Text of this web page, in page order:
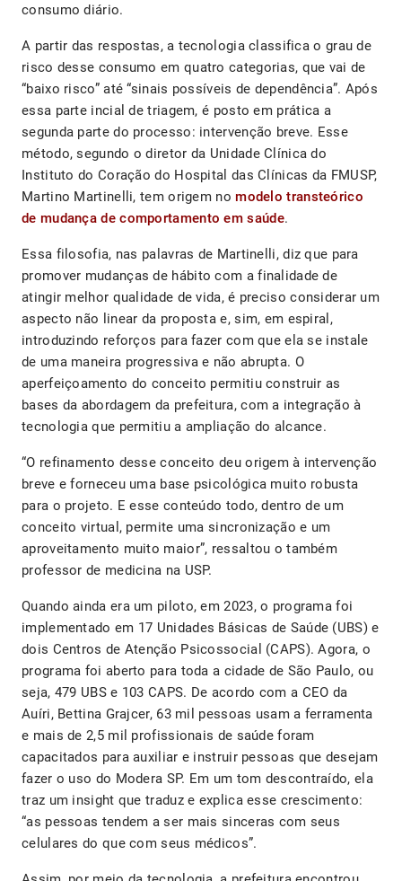
consumo diário.
A partir das respostas, a tecnologia classifica o grau de
risco desse consumo em quatro categorias, que vai de
“baixo risco” até “sinais possíveis de dependência”. Após
essa parte incial de triagem, é posto em prática a
segunda parte do processo: intervenção breve. Esse
método, segundo o diretor da Unidade Clínica do
Instituto do Coração do Hospital das Clínicas da FMUSP,
Martino Martinelli, tem origem nomodelo transteórico
de mudança de comportamento em saúde.
Essa filosofia, nas palavras de Martinelli, diz que para
promover mudanças de hábito com a finalidade de
atingir melhor qualidade de vida, é preciso considerar um
aspecto não linear da proposta e, sim, em espiral,
introduzindo reforços para fazer com que ela se instale
de uma maneira progressiva e não abrupta. O
aperfeiçoamento do conceito permitiu construir as
bases da abordagem da prefeitura, com a integração à
tecnologia que permitiu a ampliação do alcance.
“O refinamento desse conceito deu origem à intervenção
breve e forneceu uma base psicológica muito robusta
para o projeto. E esse conteúdo todo, dentro de um
conceito virtual, permite uma sincronização e um
aproveitamento muito maior”, ressaltou o também
professor de medicina na USP.
Quando ainda era um piloto, em 2023, o programa foi
implementado em 17 Unidades Básicas de Saúde (UBS) e
dois Centros de Atenção Psicossocial (CAPS). Agora, o
programa foi aberto para toda a cidade de São Paulo, ou
seja, 479 UBS e 103 CAPS. De acordo com a CEO da
Auíri, Bettina Grajcer, 63 mil pessoas usam a ferramenta
e mais de 2,5 mil profissionais de saúde foram
capacitados para auxiliar e instruir pessoas que desejam
fazer o uso do Modera SP. Em um tom descontraído, ela
traz um insight que traduz e explica esse crescimento:
“as pessoas tendem a ser mais sinceras com seus
celulares do que com seus médicos”.